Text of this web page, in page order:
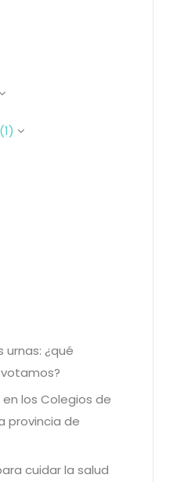
(1)
¿qué
los Colegios de
provincia de
cuidar la salud